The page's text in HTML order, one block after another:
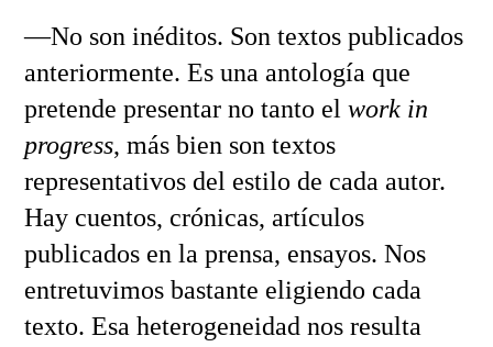
—No son inéditos. Son textos publicados
anteriormente. Es una antología que
pretende presentar no tanto el work in
progress, más bien son textos
representativos del estilo de cada autor.
Hay cuentos, crónicas, artículos
publicados en la prensa, ensayos. Nos
entretuvimos bastante eligiendo cada
texto. Esa heterogeneidad nos resulta